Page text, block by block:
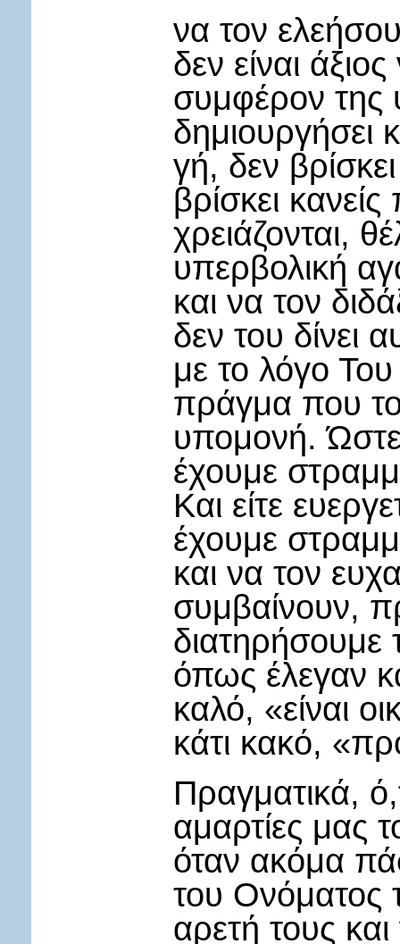
να τον
δεν είναι
συμφέρον της
δημιουργήσει
γή, δεν
βρίσκει
χρειάζονται,
υπερβολική
και να τον
δεν του δίνει
με το λόγο
πράγμα που
υπομονή.
έχουμε
Και είτε
έχουμε
και να τον
συμβαίνουν,
διατηρήσουμε
όπως έλεγαν
καλό, «είναι
κάτι κακό,
Πραγματικά,
αμαρτίες μας
όταν ακόμα
του Ονόματος
αρετή τους